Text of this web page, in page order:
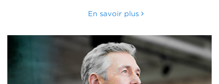
En savoir plus